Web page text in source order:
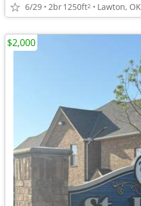
6/29 2br1250ft2 Lawton, OK
$2,000